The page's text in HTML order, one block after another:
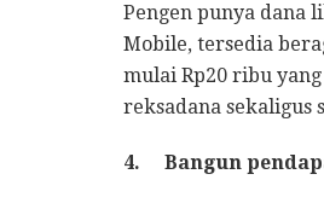
Pengen punya dana
Mobile, tersedia
mulai Rp20 ribu
reksadana sekaligus
4. Bangun